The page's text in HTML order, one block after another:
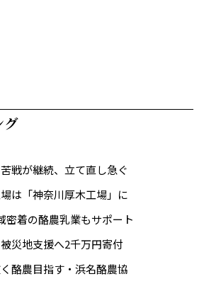
グ
戦が継続、立て直し急ぐ
は「神奈川厚木工場」に
密着の酪農乳業もサポート
災地支援へ2千万円寄付
酪農目指す・浜名酪農協